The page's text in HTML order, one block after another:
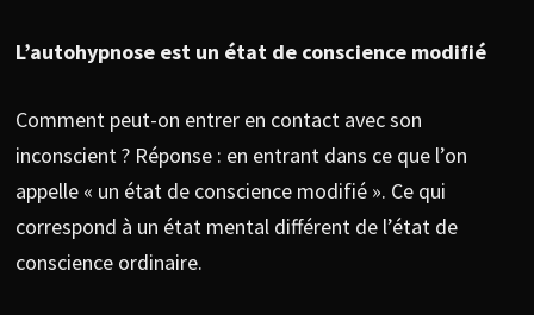
L’autohypnose est un état de conscience modifié
Comment peut-on entrer en contact avec son
inconscient ? Réponse : en entrant dans ce que l’on
appelle « un état de conscience modifié ». Ce qui
correspond à un état mental différent de l’état de
conscience ordinaire.